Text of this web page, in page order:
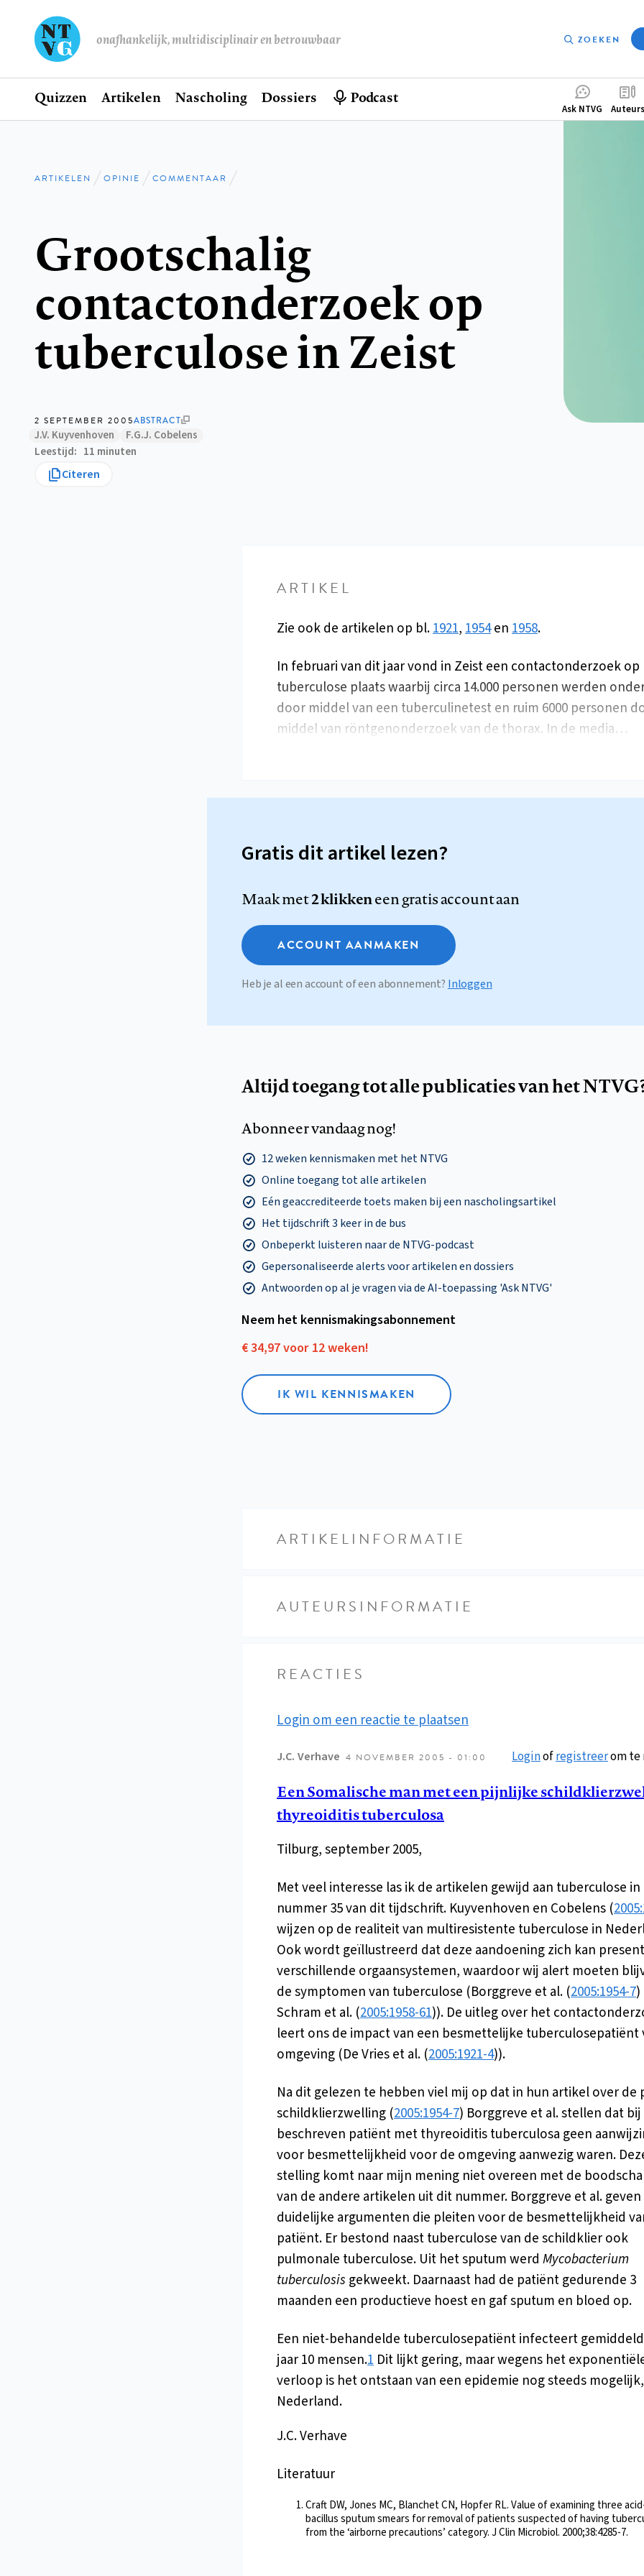
onafhankelijk, multidisciplinair en betrouwbaar ZOEKEN
Hoofdnavigatie
Home
Quizzen Artikelen Nascholing Dossiers Podcast
Ask NTVG Auteurs
Kruimelpad
ARTIKELEN OPINIE COMMENTAAR
Grootschalig
contactonderzoek op
tuberculose in Zeist
2 SEPTEMBER 2005ABSTRACT
J.V. Kuyvenhoven
F.G.J. Cobelens
Leestijd
11 minuten
Citeren
ARTIKEL
Zie ook de artikelen op bl.1921,1954en1958.
In februari van dit jaar vond in Zeist een contactonderzoek op
tuberculose plaats waarbij circa 14.000 personen werden
door middel van een tuberculinetest en ruim 6000 personen
middel van röntgenonderzoek van de thorax. In de media…
Gratis dit artikel lezen?
Maak met2 klikkeneen gratis account aan
ACCOUNT AANMAKEN
Heb je al een account of een abonnement? Inloggen
Altijd toegang tot alle publicaties van het
Abonneer vandaag nog!
12 weken kennismaken met het NTVG
Online toegang tot alle artikelen
Eén geaccrediteerde toets maken bij een nascholingsartikel
Het tijdschrift 3 keer in de bus
Onbeperkt luisteren naar de NTVG-podcast
Gepersonaliseerde alerts voor artikelen en dossiers
Antwoorden op al je vragen via de AI-toepassing 'Ask NTVG'
Neem het kennismakings­abonnement
€ 34,97 voor 12 weken!
IK WIL KENNISMAKEN
ARTIKELINFORMATIE
AUTEURSINFORMATIE
REACTIES
Login om een reactie te plaatsen
J.C. Verhave 4 NOVEMBER 2005 - 01:00 Loginofregistreerom te
Een Somalische man met een pijnlijke
thyreoiditis tuberculosa
Tilburg, september 2005,
Met veel interesse las ik de artikelen gewijd aan tuberculose in
nummer 35 van dit tijdschrift. Kuyvenhoven en Cobelens (
wijzen op de realiteit van multiresistente tuberculose in
Ook wordt geïllustreerd dat deze aandoening zich kan
verschillende orgaansystemen, waardoor wij alert moeten
de symptomen van tuberculose (Borggreve et al. (2005:1954-7
Schram et al. (2005:1958-61)). De uitleg over het
leert ons de impact van een besmettelijke tuberculosepatiënt
omgeving (De Vries et al. (2005:1921-4)).
Na dit gelezen te hebben viel mij op dat in hun artikel over de
schildklierzwelling (2005:1954-7) Borggreve et al. stellen dat
beschreven patiënt met thyreoiditis tuberculosa geen
voor besmettelijkheid voor de omgeving aanwezig waren.
stelling komt naar mijn mening niet overeen met de
van de andere artikelen uit dit nummer. Borggreve et al. geven
duidelijke argumenten die pleiten voor de besmettelijkheid
patiënt. Er bestond naast tuberculose van de schildklier ook
pulmonale tuberculose. Uit het sputum werd Mycobacterium
tuberculosis gekweekt. Daarnaast had de patiënt gedurende 3
maanden een productieve hoest en gaf sputum en bloed op.
Een niet-behandelde tuberculosepatiënt infecteert
jaar 10 mensen.1 Dit lijkt gering, maar wegens het
verloop is het ontstaan van een epidemie nog steeds
Nederland.
J.C. Verhave
Literatuur
Craft DW, Jones MC, Blanchet CN, Hopfer RL. Value of examining three
bacillus sputum smears for removal of patients suspected of having
from the ‘airborne precautions’ category. J Clin Microbiol. 2000;38:4285-7.